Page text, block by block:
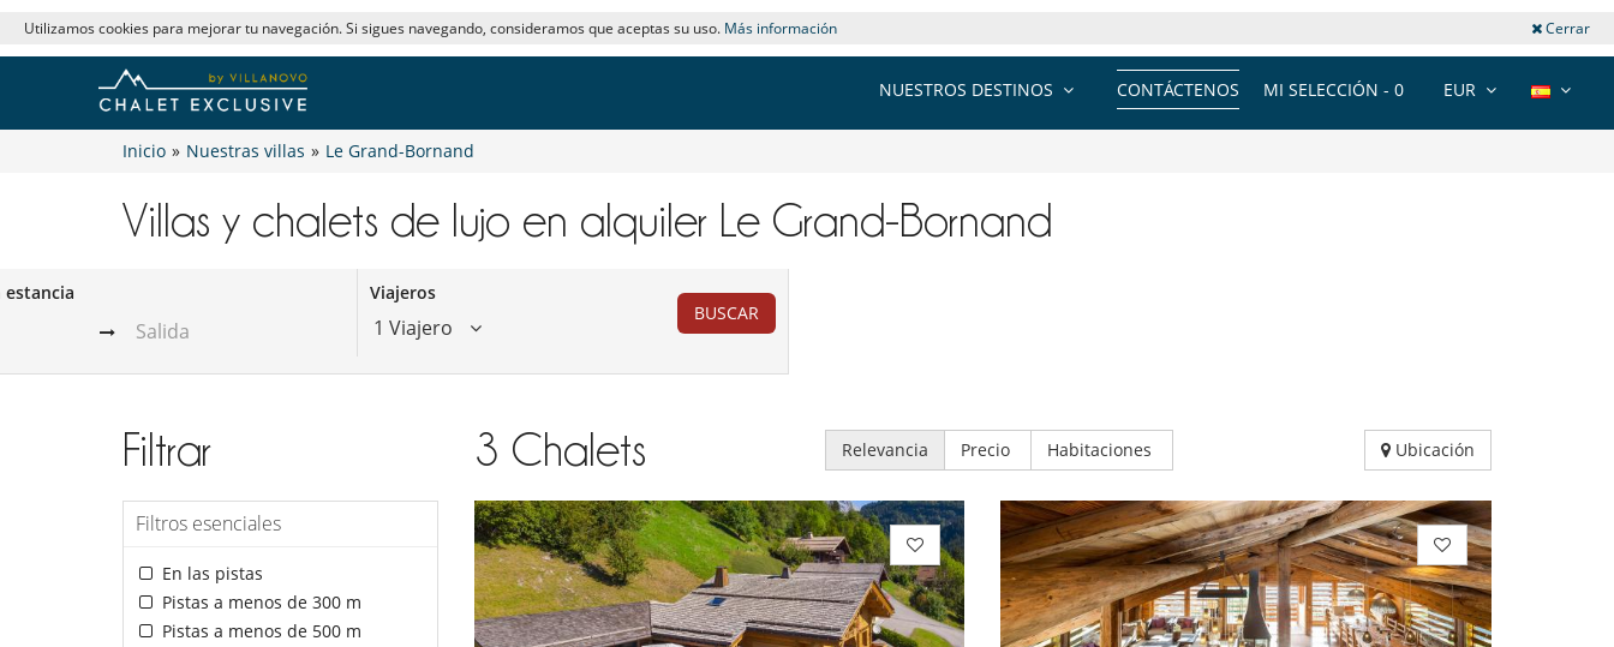
Utilizamos cookies para mejorar tu navegación. Si sigues navegando, consideramos que aceptas su uso. Más información Cerrar
EUR
MI SELECCIÓN - 0
CONTÁCTENOS
NUESTROS DESTINOS
Inicio » Nuestras villas » Le Grand-Bornand
Villas y chalets de lujo en alquiler​ Le Grand-Bornand
estancia Viajeros
1 Viajero
BUSCAR
Filtrar
Filtros esenciales
En las pistas
Pistas a menos de 300 m
Pistas a menos de 500 m
3 Chalets Relevancia Precio Habitaciones Ubicación